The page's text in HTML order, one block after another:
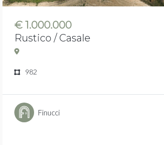
€ 1.000.000
Rustico / Casale
982
Finucci